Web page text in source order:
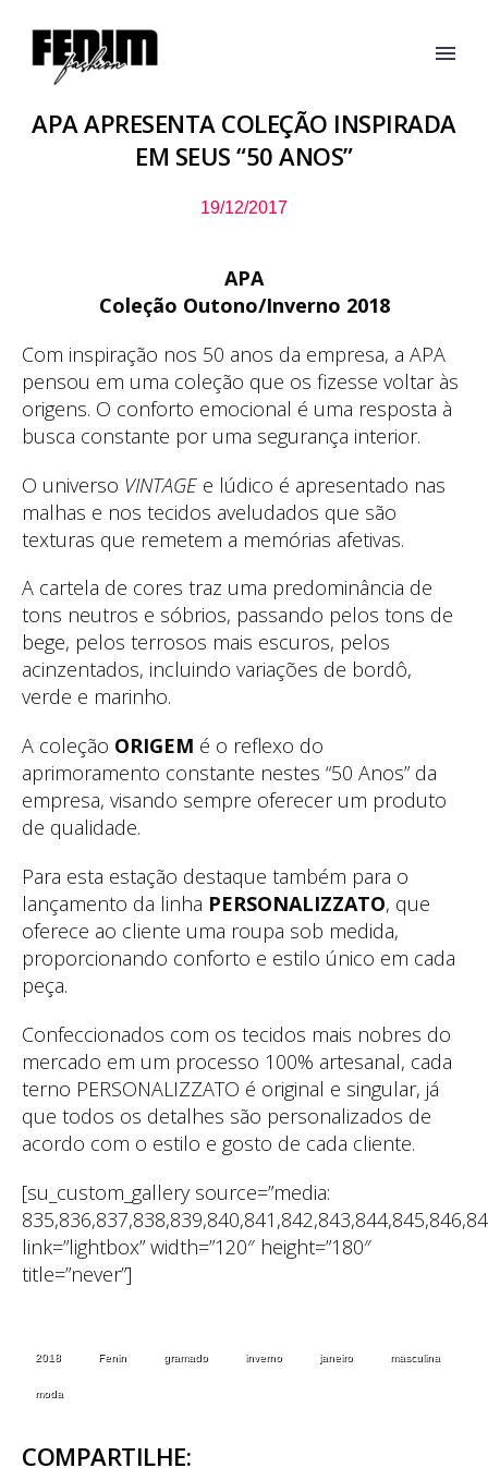
APA APRESENTA COLEÇÃO INSPIRADA
EM SEUS “50 ANOS”
19/12/2017
APA
Coleção Outono/Inverno 2018
Com inspiração nos 50 anos da empresa, a APA
pensou em uma coleção que os fizesse voltar às
origens. O conforto emocional é uma resposta à
busca constante por uma segurança interior.
O universo VINTAGE e lúdico é apresentado nas
malhas e nos tecidos aveludados que são
texturas que remetem a memórias afetivas.
A cartela de cores traz uma predominância de
tons neutros e sóbrios, passando pelos tons de
bege, pelos terrosos mais escuros, pelos
acinzentados, incluindo variações de bordô,
verde e marinho.
A coleção ORIGEM é o reflexo do
aprimoramento constante nestes “50 Anos” da
empresa, visando sempre oferecer um produto
de qualidade.
Para esta estação destaque também para o
lançamento da linha PERSONALIZZATO, que
oferece ao cliente uma roupa sob medida,
proporcionando conforto e estilo único em cada
peça.
Confeccionados com os tecidos mais nobres do
mercado em um processo 100% artesanal, cada
terno PERSONALIZZATO é original e singular, já
que todos os detalhes são personalizados de
acordo com o estilo e gosto de cada cliente.
[su_custom_gallery source=”media:
link=”lightbox” width=”120″ height=”180″
title=”never”]
2018 Fenin gramado inverno janeiro masculina
moda
COMPARTILHE: